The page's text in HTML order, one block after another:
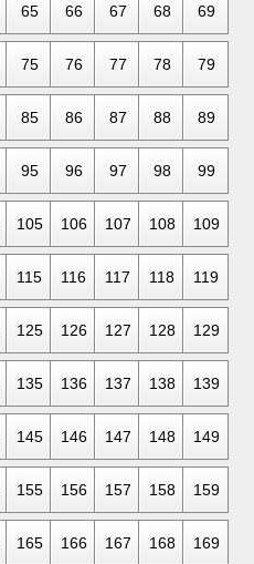
65 66 67 68 69
75 76 77 78 79
85 86 87 88 89
95 96 97 98 99
105 106 107 108 109
115 116 117 118 119
125 126 127 128 129
135 136 137 138 139
145 146 147 148 149
155 156 157 158 159
165 166 167 168 169